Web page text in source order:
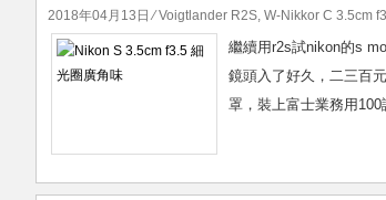
2018年04月13日 ⁄Voigtlander R2S, W-Nikkor C 3.5cm
繼續用r2s試nikon的s
鏡頭入了好久，二三百
罩，裝上富士業務用